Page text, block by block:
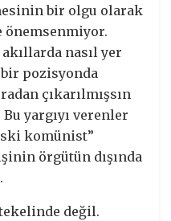
bir olgu olarak
önemsenmiyor.
nasıl yer
pozisyonda
çıkarılmışsın
yargıyı verenler
komünist”
örgütün dışında
değil.